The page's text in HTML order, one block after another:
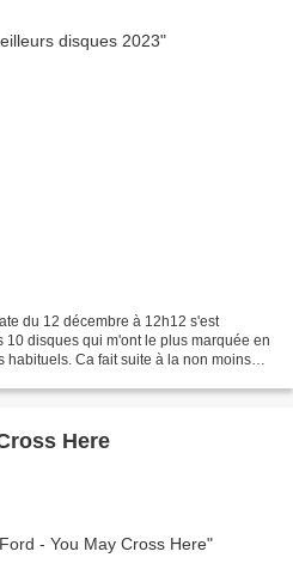
du 12 décembre à 12h12 s'est
disques qui m'ont le plus marquée en
Ca fait suite à la non moins
Here